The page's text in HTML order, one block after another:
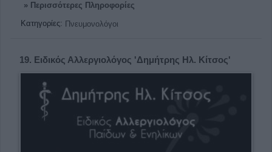
» Περισσότερες Πληροφορίες
Κατηγορίες: Πνευμονολόγοι
19. Ειδικός Αλλεργιολόγος 'Δημήτρης Ηλ. Κίτσος'